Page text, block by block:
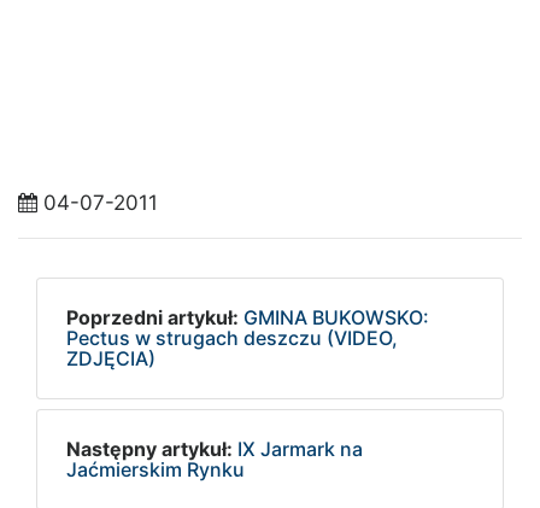
04-07-2011
Poprzedni artykuł: GMINA BUKOWSKO:
Pectus w strugach deszczu (VIDEO,
ZDJĘCIA)
Następny artykuł: IX Jarmark na
Jaćmierskim Rynku